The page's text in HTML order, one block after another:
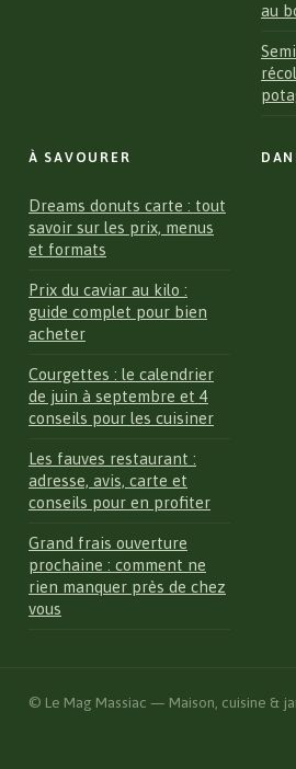
au
À SAVOURER
Dreams donuts carte : tout
savoir sur les prix, menus
et formats
Prix du caviar au kilo :
guide complet pour bien
acheter
Courgettes : le calendrier
de juin à septembre et 4
conseils pour les cuisiner
Les fauves restaurant :
adresse, avis, carte et
conseils pour en profiter
Grand frais ouverture
prochaine : comment ne
rien manquer près de chez
vous
© Le Mag Massiac — Maison, cuisine &